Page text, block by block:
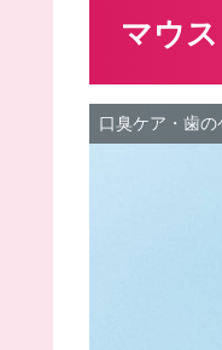
マウ
口臭ケア・歯の